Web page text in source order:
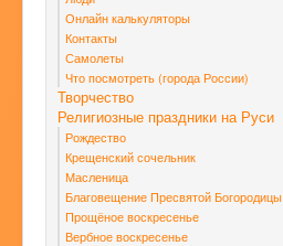
Онлайн калькуляторы
Контакты
Самолеты
Что посмотреть (города России)
Творчество
Религиозные праздники на Руси
Рождество
Крещенский сочельник
Масленица
Благовещение Пресвятой Богородицы
Прощёное воскресенье
Вербное воскресенье